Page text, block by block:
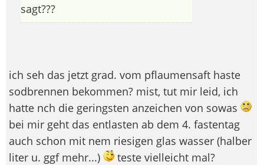
sagt???
ich seh das jetzt grad. vom pflaumensaft haste
sodbrennen bekommen? mist, tut mir leid, ich
hatte nch die geringsten anzeichen von sowas
bei mir geht das entlasten ab dem 4. fastentag
auch schon mit nem riesigen glas wasser (halber
liter u. ggf mehr...)
teste vielleicht mal?